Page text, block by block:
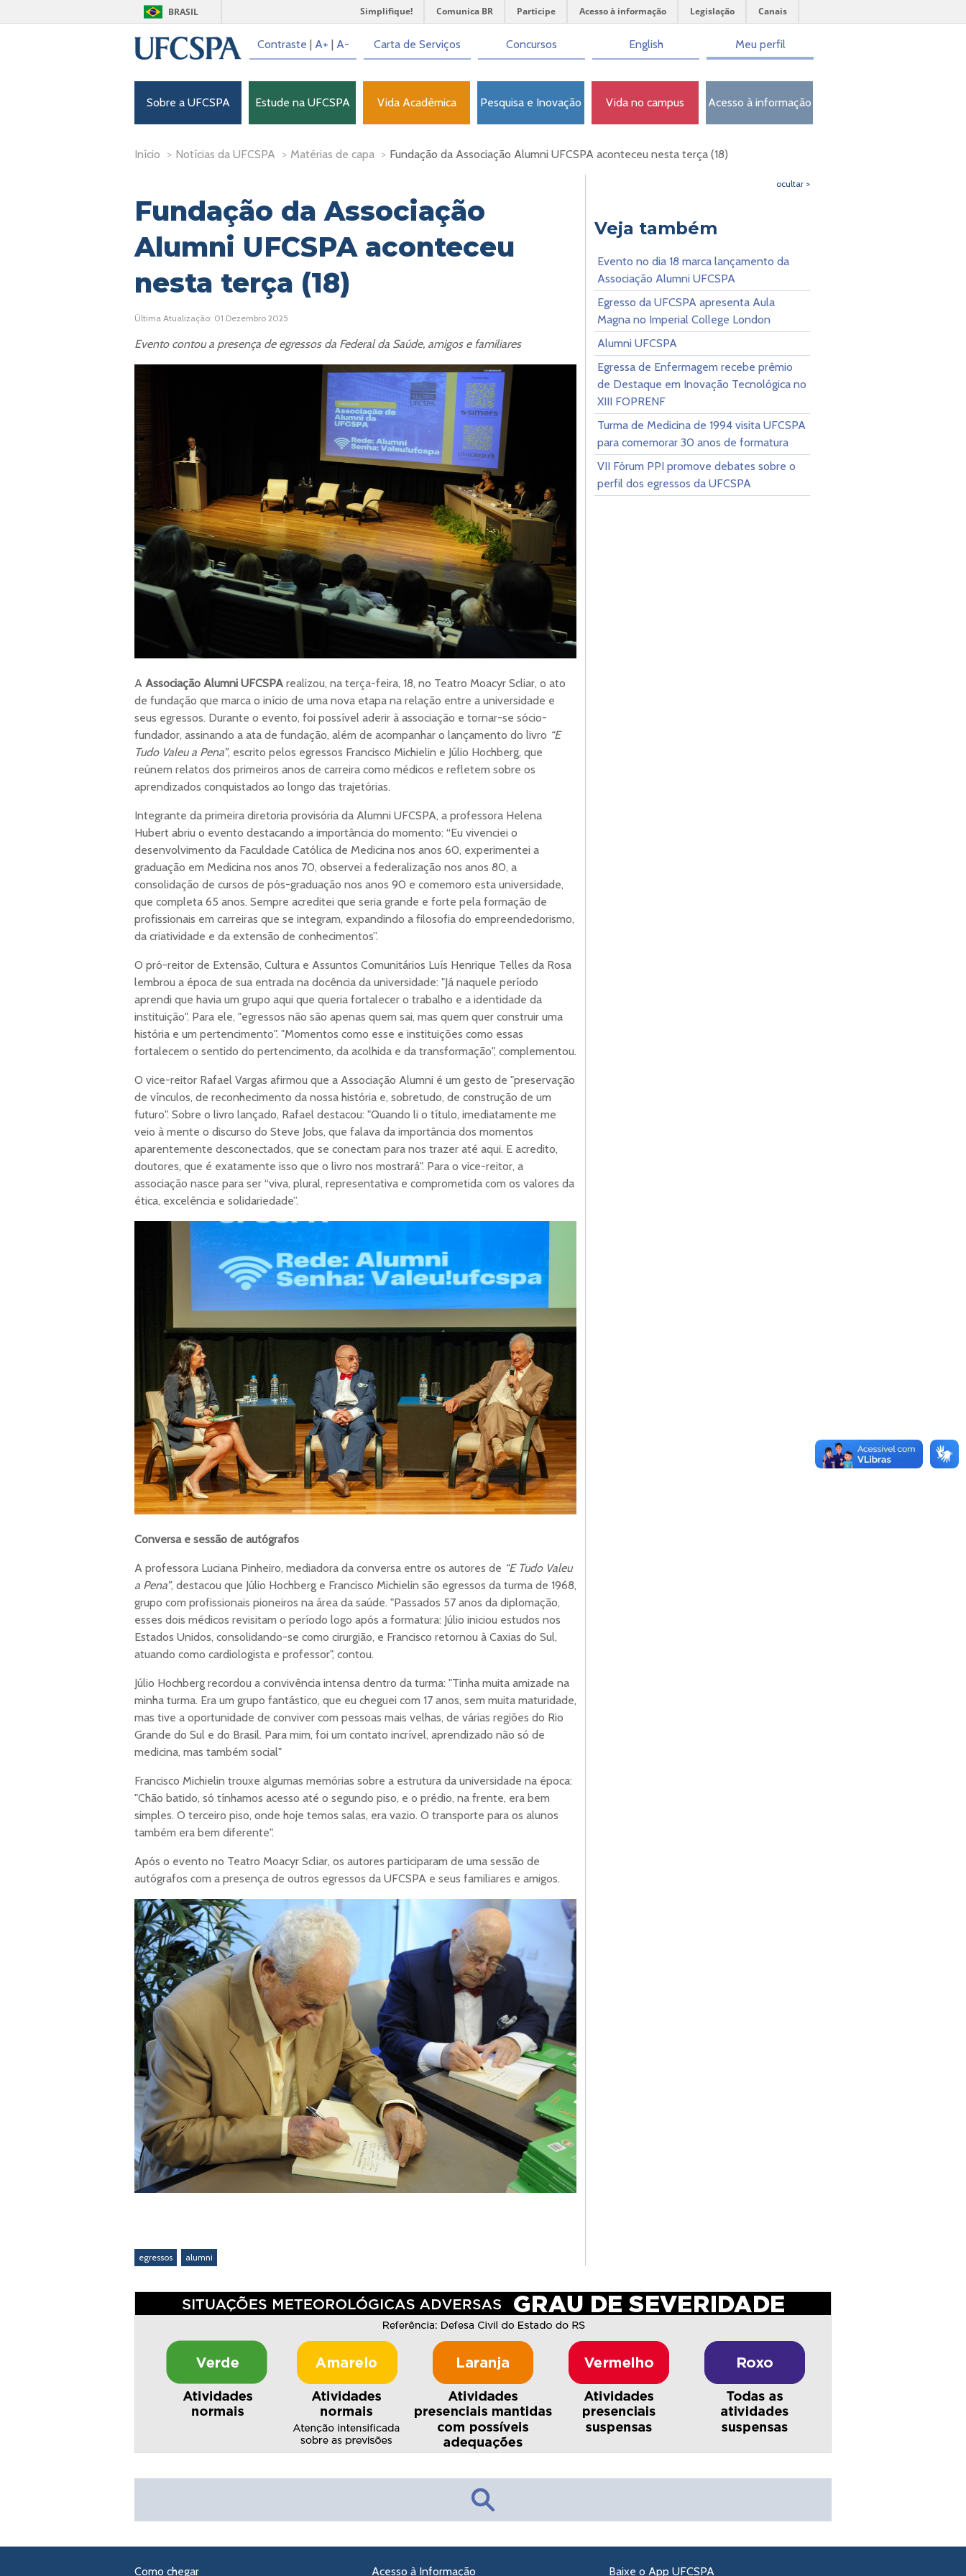
BRASIL Simplifique! Comunica BR Participe Acesso à informação Legislação Canais
Contraste | A+ | A- Carta de Serviços Concursos English Meu perfil
Sobre a UFCSPA Estude na UFCSPA Vida Acadêmica Pesquisa e Inovação Vida no campus Acesso à informação
Início > Notícias da UFCSPA > Matérias de capa > Fundação da Associação Alumni UFCSPA aconteceu nesta terça (18)
Fundação da Associação
Alumni UFCSPA aconteceu
nesta terça (18)
Última Atualização: 01 Dezembro 2025
Evento contou a presença de egressos da Federal da Saúde, amigos e familiares
A Associação Alumni UFCSPA realizou, na terça-feira, 18, no Teatro Moacyr Scliar, o ato
de fundação que marca o início de uma nova etapa na relação entre a universidade e
seus egressos. Durante o evento, foi possível aderir à associação e tornar-se sócio-
fundador, assinando a ata de fundação, além de acompanhar o lançamento do livro “E
Tudo Valeu a Pena”, escrito pelos egressos Francisco Michielin e Júlio Hochberg, que
reúnem relatos dos primeiros anos de carreira como médicos e refletem sobre os
aprendizados conquistados ao longo das trajetórias.
Integrante da primeira diretoria provisória da Alumni UFCSPA, a professora Helena
Hubert abriu o evento destacando a importância do momento: “Eu vivenciei o
desenvolvimento da Faculdade Católica de Medicina nos anos 60, experimentei a
graduação em Medicina nos anos 70, observei a federalização nos anos 80, a
consolidação de cursos de pós-graduação nos anos 90 e comemoro esta universidade,
que completa 65 anos. Sempre acreditei que seria grande e forte pela formação de
profissionais em carreiras que se integram, expandindo a filosofia do empreendedorismo,
da criatividade e da extensão de conhecimentos”.
O pró-reitor de Extensão, Cultura e Assuntos Comunitários Luís Henrique Telles da Rosa
lembrou a época de sua entrada na docência da universidade: "Já naquele período
aprendi que havia um grupo aqui que queria fortalecer o trabalho e a identidade da
instituição". Para ele, "egressos não são apenas quem sai, mas quem quer construir uma
história e um pertencimento". "Momentos como esse e instituições como essas
fortalecem o sentido do pertencimento, da acolhida e da transformação", complementou.
O vice-reitor Rafael Vargas afirmou que a Associação Alumni é um gesto de "preservação
de vínculos, de reconhecimento da nossa história e, sobretudo, de construção de um
futuro". Sobre o livro lançado, Rafael destacou: "Quando li o título, imediatamente me
veio à mente o discurso do Steve Jobs, que falava da importância dos momentos
aparentemente desconectados, que se conectam para nos trazer até aqui. E acredito,
doutores, que é exatamente isso que o livro nos mostrará". Para o vice-reitor, a
associação nasce para ser “viva, plural, representativa e comprometida com os valores da
ética, excelência e solidariedade”.
Conversa e sessão de autógrafos
A professora Luciana Pinheiro, mediadora da conversa entre os autores de “E Tudo Valeu
a Pena”, destacou que Júlio Hochberg e Francisco Michielin são egressos da turma de 1968,
grupo com profissionais pioneiros na área da saúde. "Passados 57 anos da diplomação,
esses dois médicos revisitam o período logo após a formatura: Júlio iniciou estudos nos
Estados Unidos, consolidando-se como cirurgião, e Francisco retornou à Caxias do Sul,
atuando como cardiologista e professor", contou.
Júlio Hochberg recordou a convivência intensa dentro da turma: "Tinha muita amizade na
minha turma. Era um grupo fantástico, que eu cheguei com 17 anos, sem muita maturidade,
mas tive a oportunidade de conviver com pessoas mais velhas, de várias regiões do Rio
Grande do Sul e do Brasil. Para mim, foi um contato incrível, aprendizado não só de
medicina, mas também social"
Francisco Michielin trouxe algumas memórias sobre a estrutura da universidade na época:
"Chão batido, só tínhamos acesso até o segundo piso, e o prédio, na frente, era bem
simples. O terceiro piso, onde hoje temos salas, era vazio. O transporte para os alunos
também era bem diferente".
Após o evento no Teatro Moacyr Scliar, os autores participaram de uma sessão de
autógrafos com a presença de outros egressos da UFCSPA e seus familiares e amigos.
egressos alumni
ocultar >
Veja também
Evento no dia 18 marca lançamento da
Associação Alumni UFCSPA
Egresso da UFCSPA apresenta Aula
Magna no Imperial College London
Alumni UFCSPA
Egressa de Enfermagem recebe prêmio
de Destaque em Inovação Tecnológica no
XIII FOPRENF
Turma de Medicina de 1994 visita UFCSPA
para comemorar 30 anos de formatura
VII Fórum PPI promove debates sobre o
perfil dos egressos da UFCSPA
Como chegar Acesso à Informação Baixe o App UFCSPA